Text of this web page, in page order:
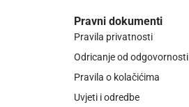
Pravni dokumenti
Pravila privatnosti
Odricanje od odgovornosti
Pravila o kolačićima
Uvjeti i odredbe